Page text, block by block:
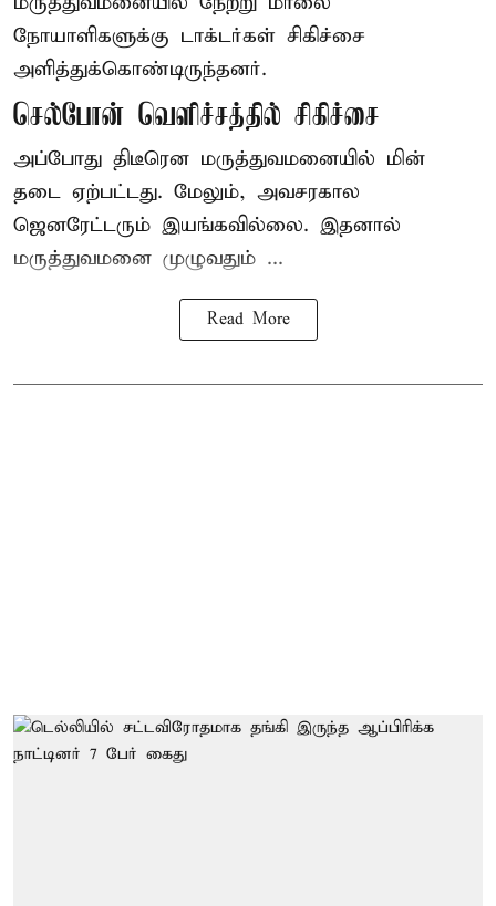
நோயாளிகளுக்கு டாக்டர்கள் சிகிச்சை
அளித்துக்கொண்டிருந்தனர்.
செல்போன் வெளிச்சத்தில் சிகிச்சை
அப்போது திடீரென மருத்துவமனையில் மின்
தடை ஏற்பட்டது. மேலும், அவசரகால
ஜெனரேட்டரும் இயங்கவில்லை. இதனால்
மருத்துவமனை முழுவதும் ...
Read More